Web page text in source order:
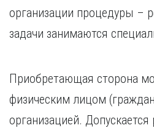
организации процедуры –
задачи занимаются
Приобретающая сторона
физическим лицом
организацией.